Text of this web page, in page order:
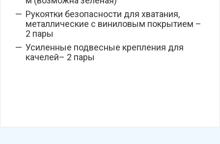
Рукоятки безопасности для хватания,
металлические с виниловым покрытием –
2 пары
Усиленные подвесные крепления для
качелей– 2 пары